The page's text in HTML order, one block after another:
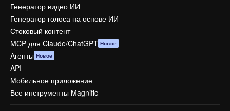
Генератор видео ИИ
Генератор голоса на основе ИИ
Стоковый контент
MCP для Claude/ChatGPT Новое
Агенты Новое
API
Мобильное приложение
Все инструменты Magnific